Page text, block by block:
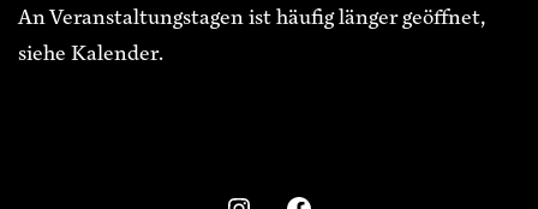
An Veranstaltungstagen ist häufig länger geöffnet,
siehe Kalender.